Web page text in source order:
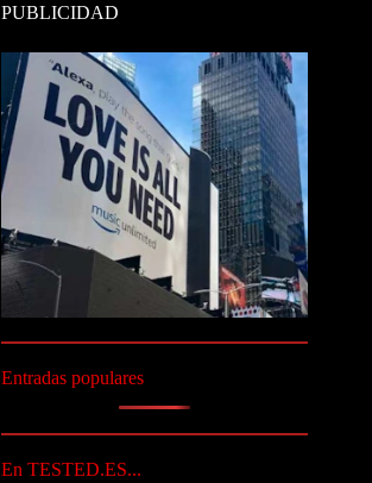
PUBLICIDAD
Entradas populares
En TESTED.ES...